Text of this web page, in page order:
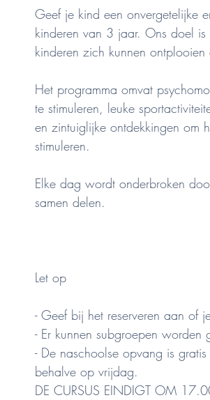
Geef je kind een onvergetelijke
kinderen van 3 jaar. Ons doel is
kinderen zich kunnen
Het programma omvat
te stimuleren, leuke
en zintuiglijke ontdekkingen om
stimuleren.
Elke dag wordt onderbroken
samen delen.
Let op
- Geef bij het reserveren aan of
- Er kunnen subgroepen
- De naschoolse opvang is
behalve op vrijdag.
DE CURSUS EINDIGT OM